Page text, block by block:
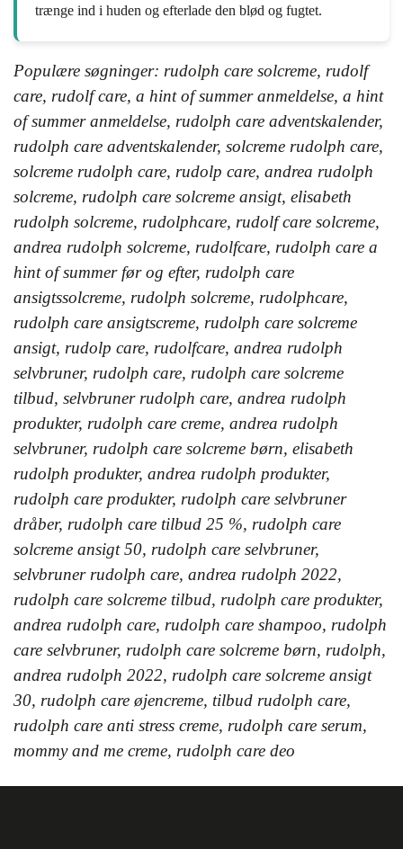
trænge ind i huden og efterlade den blød og fugtet.
Populære søgninger: rudolph care solcreme, rudolf
care, rudolf care, a hint of summer anmeldelse, a hint
of summer anmeldelse, rudolph care adventskalender,
rudolph care adventskalender, solcreme rudolph care,
solcreme rudolph care, rudolp care, andrea rudolph
solcreme, rudolph care solcreme ansigt, elisabeth
rudolph solcreme, rudolphcare, rudolf care solcreme,
andrea rudolph solcreme, rudolfcare, rudolph care a
hint of summer før og efter, rudolph care
ansigtssolcreme, rudolph solcreme, rudolphcare,
rudolph care ansigtscreme, rudolph care solcreme
ansigt, rudolp care, rudolfcare, andrea rudolph
selvbruner, rudolph care, rudolph care solcreme
tilbud, selvbruner rudolph care, andrea rudolph
produkter, rudolph care creme, andrea rudolph
selvbruner, rudolph care solcreme børn, elisabeth
rudolph produkter, andrea rudolph produkter,
rudolph care produkter, rudolph care selvbruner
dråber, rudolph care tilbud 25 %, rudolph care
solcreme ansigt 50, rudolph care selvbruner,
selvbruner rudolph care, andrea rudolph 2022,
rudolph care solcreme tilbud, rudolph care produkter,
andrea rudolph care, rudolph care shampoo, rudolph
care selvbruner, rudolph care solcreme børn, rudolph,
andrea rudolph 2022, rudolph care solcreme ansigt
30, rudolph care øjencreme, tilbud rudolph care,
rudolph care anti stress creme, rudolph care serum,
mommy and me creme, rudolph care deo